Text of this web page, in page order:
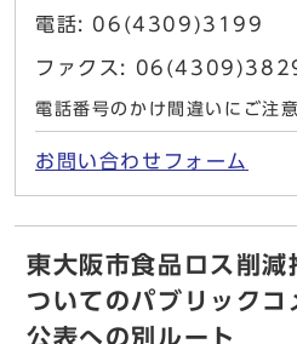
電話: 06(4309)3199
ファクス:
電話番号のかけ間違いにご注
お問い合わせフォーム
東大阪市食品ロス削
ついてのパブリックコ
公表への別ルート